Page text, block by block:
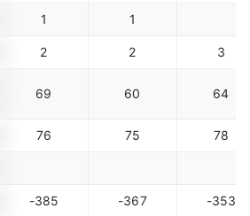
1 1
2 2 3
69 60 64
76 75 78
-385 -367 -353